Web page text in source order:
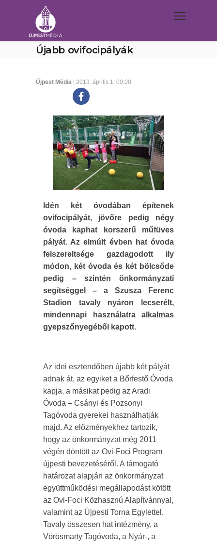
Újabb ovifocipályák
Újpest Média | 2013. április 1. 00:00
Idén két óvodában építenek
ovifocipályát, jövőre pedig négy
óvoda kaphat korszerű műfüves
pályát. Az elmúlt évben hat óvoda
felszereltsége gazdagodott ily
módon, két óvoda és két bölcsőde
pedig – szintén önkormányzati
segítséggel – a Szusza Ferenc
Stadion tavaly nyáron lecserélt,
mindennapi használatra alkalmas
gyepszőnyegéből kapott.
Az idei esztendőben újabb két pályát
adnak át, az egyiket a Bőrfestő Óvoda
kapja, a másikat pedig az Aradi
Óvoda – Csányi és Pozsonyi
Tagóvoda gyerekei használhatják
majd. Az előzményekhez tartozik,
hogy az önkormányzat még 2011
végén döntött az Ovi-Foci Program
újpesti bevezetéséről. A támogató
határozat alapján az önkormányzat
együttműködési megállapodást kötött
az Ovi-Foci Közhasznú Alapítvánnyal,
valamint az Újpesti Torna Egylettel.
Tavaly összesen hat intézmény, a
Vörösmarty Tagóvoda, a Nyár-, a